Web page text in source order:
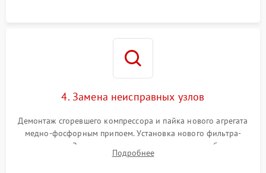
4. Замена неисправных узлов
Демонтаж сгоревшего компрессора и пайка нового агрегата
медно-фосфорным припоем. Установка нового фильтра-
осушителя. Замена изношенных вентиляторов обдува,
сломанных заслонок или поврежденных дверных петель.
Подробнее